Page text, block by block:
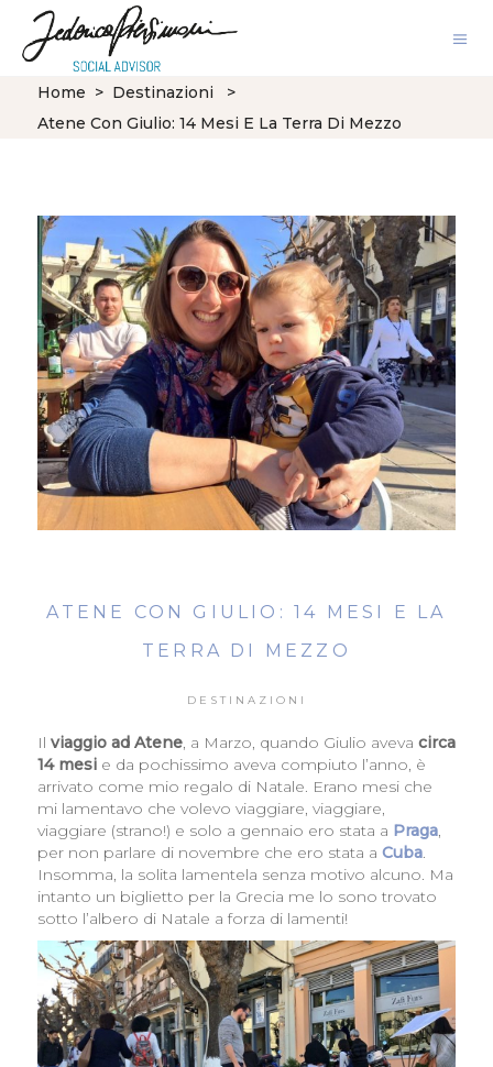
Home > Destinazioni
>
Atene Con Giulio: 14 Mesi E La Terra Di Mezzo
ATENE CON GIULIO: 14 MESI E LA
TERRA DI MEZZO
DESTINAZIONI
Il viaggio ad Atene, a Marzo, quando Giulio aveva circa
14 mesie da pochissimo aveva compiuto l’anno, è
arrivato come mio regalo di Natale. Erano mesi che
mi lamentavo che volevo viaggiare, viaggiare,
viaggiare (strano!) e solo a gennaio ero stata a Praga,
per non parlare di novembre che ero stata a Cuba.
Insomma, la solita lamentela senza motivo alcuno. Ma
intanto un biglietto per la Grecia me lo sono trovato
sotto l’albero di Natale a forza di lamenti!